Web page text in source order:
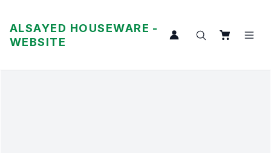
ALSAYED HOUSEWARE -
WEBSITE